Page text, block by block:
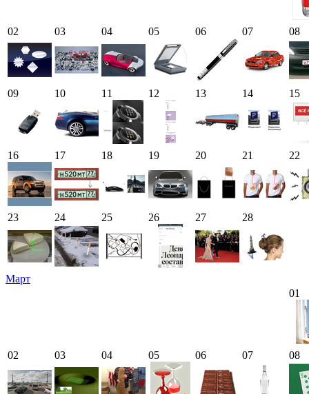
02 03 04 05 06 07 08
09 10 11 12 13 14 15
16 17 18 19 20 21 22
23 24 25 26 27 28
Март
01
02 03 04 05 06 07 08